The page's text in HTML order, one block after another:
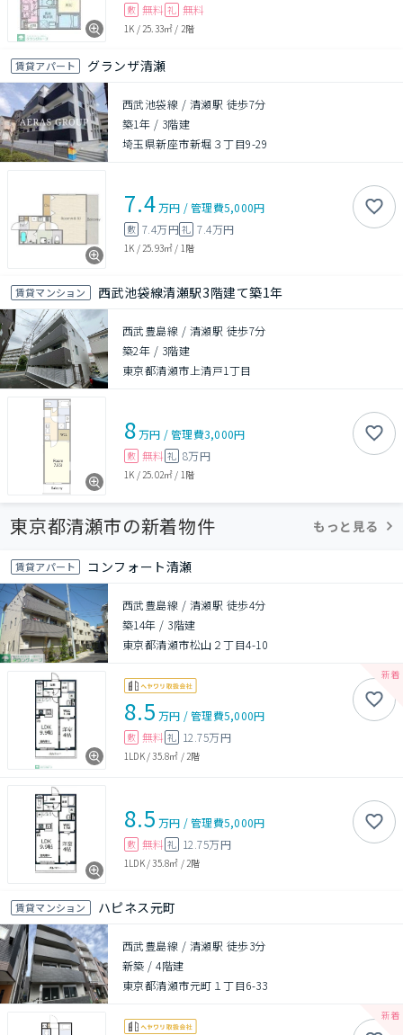
敷 無料 礼 無料
1K /25.33㎡ / 2階
賃貸アパート グランザ清瀬
西武池袋線 / 清瀬駅 徒歩7分
築1年 / 3階建
埼玉県新座市新堀３丁目9-29
7.4万円 /管理費5,000円
敷 7.4万円礼 7.4万円
1K / 25.93㎡ / 1階
賃貸マンション 西武池袋線清瀬駅3階建て築1年
西武豊島線 / 清瀬駅 徒歩7分
築2年 / 3階建
東京都清瀬市上清戸1丁目
8万円 /管理費3,000円
敷 無料 礼 8万円
1K / 25.02㎡ / 1階
東京都清瀬市の新着物件 もっと見る
賃貸アパート コンフォート清瀬
西武豊島線 / 清瀬駅 徒歩4分
築14年 / 3階建
東京都清瀬市松山２丁目4-10
8.5 万円 /管理費5,000円
敷 無料 礼 12.75万円
1LDK/35.8㎡ /2階
8.5 万円 /管理費5,000円
敷 無料 礼 12.75万円
1LDK/35.8㎡ / 2階
賃貸マンション ハピネス元町
西武豊島線 / 清瀬駅 徒歩3分
新築 /4階建
東京都清瀬市元町１丁目6-33